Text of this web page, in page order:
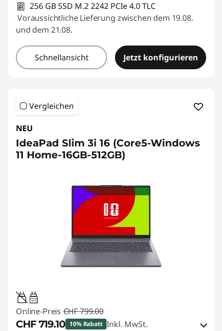
256 GB SSD M.2 2242 PCIe 4.0 TLC
Voraussichtliche Lieferung zwischen dem 19.08.
und dem 21.08.
Schnellansicht Jetzt konfigurieren
Vergleichen
NEU
IdeaPad Slim 3i 16 (Core5-Windows
11 Home-16GB-512GB)
45W-65W
USB PD
Online-Preis CHF 799.00
CHF 719.10 10% Rabatt Inkl. MwSt.